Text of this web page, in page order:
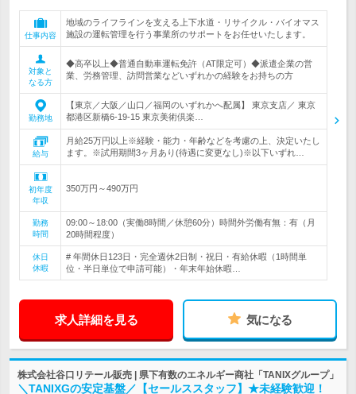
仕事内容
地域のライフラインを支える上下水道・リサイクル・バイオマス
施設の運転管理を行う事業所のサポートをお任せいたします。
対象と
なる方
◆高卒以上◆普通自動車運転免許（AT限定可）◆派遣企業の営
業、労務管理、訪問営業などいずれかの経験をお持ちの方
勤務地
【東京／大阪／山口／福岡のいずれかへ配属】 東京支店／ 東京
都港区新橋6-19-15 東京美術倶楽…
給与
月給25万円以上※経験・能力・年齢などを考慮の上、決定いたし
ます。※試用期間3ヶ月あり(待遇に変更なし)※以下いずれ…
初年度
年収
350万円～490万円
勤務
時間
09:00～18:00（実働8時間／休憩60分）時間外労働有無：有（月
20時間程度）
休日
休暇
# 年間休日123日・完全週休2日制・祝日・有給休暇（1時間単
位・半日単位で申請可能）・年末年始休暇…
求人詳細を見る 気になる
株式会社谷口リテール販売 | 県下有数のエネルギー商社「TANIXグループ」
＼TANIXGの安定基盤／【セールススタッフ】★未経験歓迎！